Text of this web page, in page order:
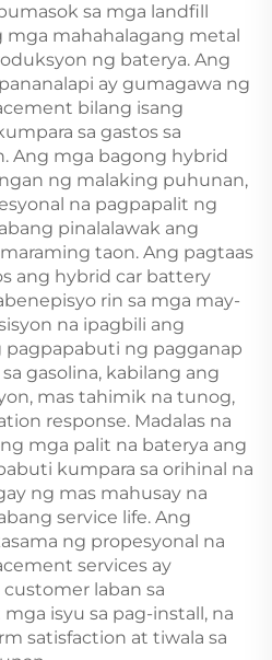
sa mga landfill
mga mahahalagang metal
ng baterya. Ang
ay gumagawa ng
bilang isang
sa gastos sa
Ang mga bagong hybrid
ng malaking puhunan,
na pagpapalit ng
pinalalawak ang
taon. Ang pagtaas
ang hybrid car battery
rin sa mga may-
na ipagbili ang
pagpapabuti ng pagganap
gasolina, kabilang ang
mas tahimik na tunog,
response. Madalas na
mga palit na baterya ang
kumpara sa orihinal na
ng mas mahusay na
service life. Ang
ng propesyonal na
services ay
laban sa
isyu sa pag-install, na
satisfaction at tiwala sa